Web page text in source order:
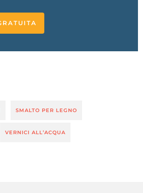
SMALTO PER LEGNO
VERNICI ALL’ACQUA